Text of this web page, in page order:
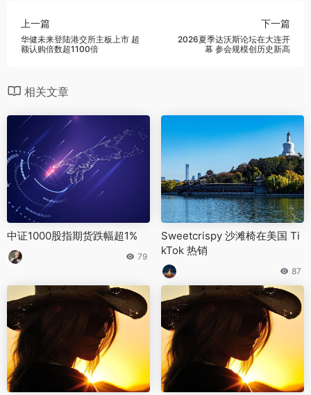
上一篇
华健未来登陆港交所主板上市 超
额认购倍数超1100倍
下一篇
2026夏季达沃斯论坛在大连开
幕 参会规模创历史新高
相关文章
中证1000股指期货跌幅超1%
79
Sweetcrispy 沙滩椅在美国 Ti
kTok 热销
87